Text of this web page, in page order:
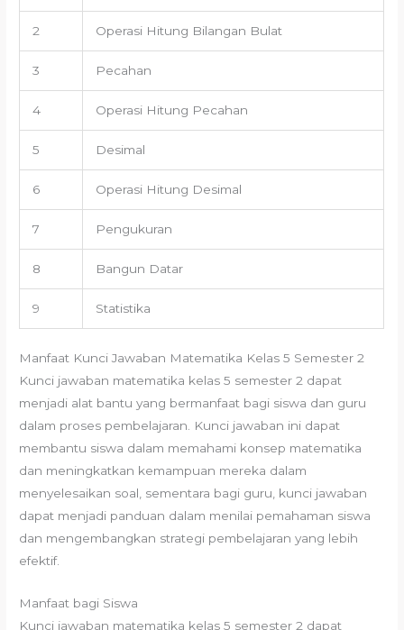
2 Operasi Hitung Bilangan Bulat
3 Pecahan
4 Operasi Hitung Pecahan
5 Desimal
6 Operasi Hitung Desimal
7 Pengukuran
8 Bangun Datar
9 Statistika
Manfaat Kunci Jawaban Matematika Kelas 5 Semester 2
Kunci jawaban matematika kelas 5 semester 2 dapat
menjadi alat bantu yang bermanfaat bagi siswa dan guru
dalam proses pembelajaran. Kunci jawaban ini dapat
membantu siswa dalam memahami konsep matematika
dan meningkatkan kemampuan mereka dalam
menyelesaikan soal, sementara bagi guru, kunci jawaban
dapat menjadi panduan dalam menilai pemahaman siswa
dan mengembangkan strategi pembelajaran yang lebih
efektif.
Manfaat bagi Siswa
Kunci jawaban matematika kelas 5 semester 2 dapat